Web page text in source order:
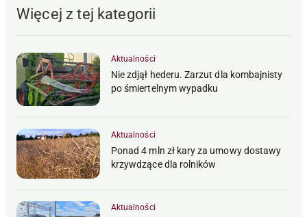
Więcej z tej kategorii
Aktualności
Nie zdjął hederu. Zarzut dla kombajnisty
po śmiertelnym wypadku
Aktualności
Ponad 4 mln zł kary za umowy dostawy
krzywdzące dla rolników
Aktualności